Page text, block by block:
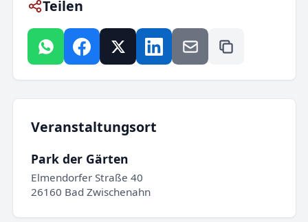
Teilen
Veranstaltungsort
Park der Gärten
Elmendorfer Straße 40
26160 Bad Zwischenahn